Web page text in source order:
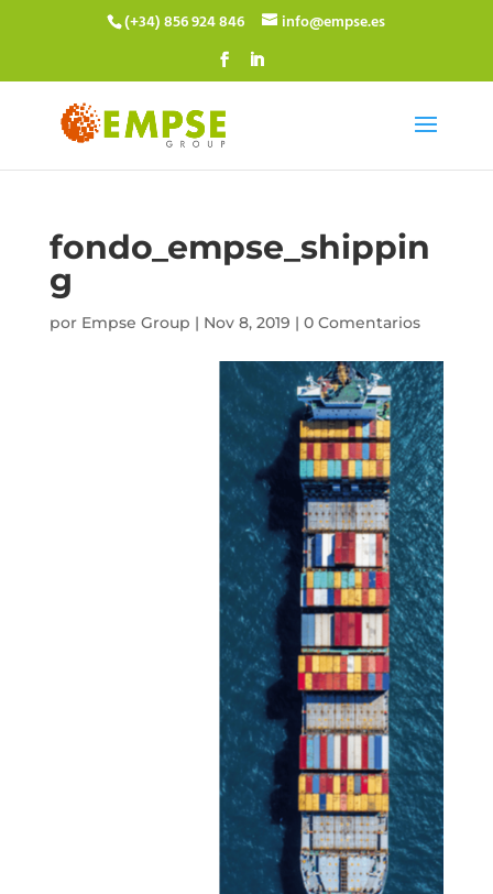
(+34) 856 924 846 info@empse.es
fondo_empse_shippin
g
por Empse Group | Nov 8, 2019 | 0 Comentarios